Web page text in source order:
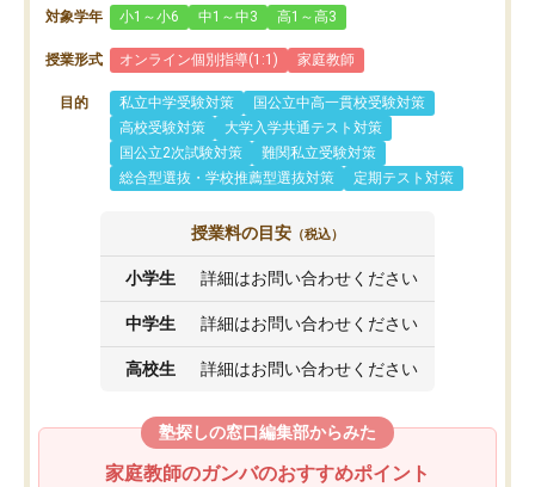
対象学年 小1～小6 中1～中3 高1～高3
授業形式 オンライン個別指導(1:1) 家庭教師
目的 私立中学受験対策
国公立中高一貫校受験対策
高校受験対策
大学入学共通テスト対策
国公立2次試験対策
難関私立受験対策
総合型選抜・学校推薦型選抜対策
定期テスト対策
授業料の目安 （税込）
小学生 詳細はお問い合わせください
中学生 詳細はお問い合わせください
高校生 詳細はお問い合わせください
塾探しの窓口編集部からみた
家庭教師のガンバのおすすめポイント